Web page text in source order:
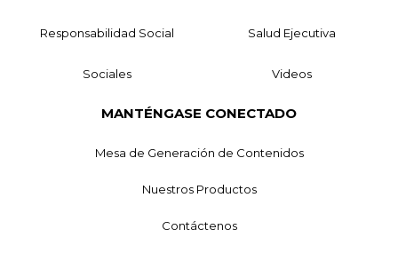
Responsabilidad Social Salud Ejecutiva
Sociales Videos
MANTÉNGASE CONECTADO
Mesa de Generación de Contenidos
Nuestros Productos
Contáctenos